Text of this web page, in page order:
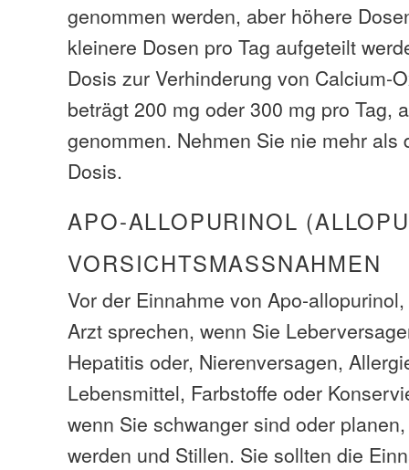
genommen werden, aber höhere
kleinere Dosen pro Tag aufgeteilt
Dosis zur Verhinderung von Calcium-
beträgt 200 mg oder 300 mg pro Tag,
genommen. Nehmen Sie nie mehr als
Dosis.
APO-ALLOPURINOL
VORSICHTSMASSNAHMEN
Vor der Einnahme von Apo-
Arzt sprechen, wenn Sie
Hepatitis oder, Nierenversagen,
Lebensmittel, Farbstoffe oder
wenn Sie schwanger sind oder
werden und Stillen. Sie sollten die